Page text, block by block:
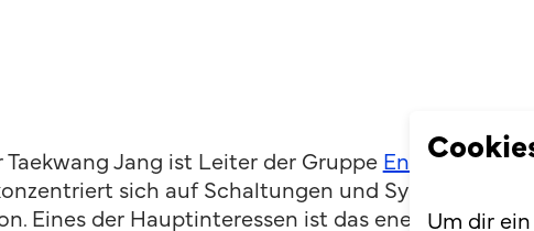
Taekwang Jang ist Leiter der Gruppe Energy-
sich auf Schaltungen und Systeme für
Eines der Hauptinteressen ist das
Um dir